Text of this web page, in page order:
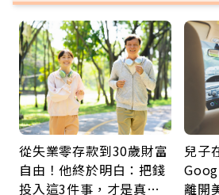
從失業零存款到30歲財富
自由！他終於明白：把錢
投入這3件事，才是真正
兒子
離開